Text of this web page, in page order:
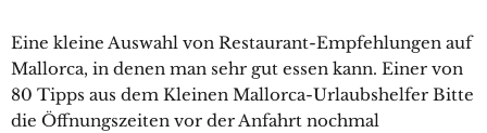
Eine kleine Auswahl von Restaurant-Empfehlungen auf
Mallorca, in denen man sehr gut essen kann. Einer von
80 Tipps aus dem Kleinen Mallorca-Urlaubshelfer Bitte
die Öffnungszeiten vor der Anfahrt nochmal